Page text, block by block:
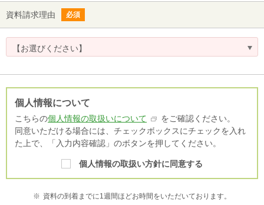
資料請求理由 必須
【お選びください】
個人情報について
こちらの個人情報の取扱いについて
をご確認ください。
同意いただける場合には、チェックボックスにチェックを入れ
た上で、「入力内容確認」のボタンを押してください。
個人情報の取扱い方針に同意する
※ 資料の到着までに1週間ほどお時間をいただいております。